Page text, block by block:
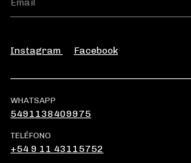
Instagram Facebook
WHATSAPP
5491138409975
TELÉFONO
+54 9 11 43115752